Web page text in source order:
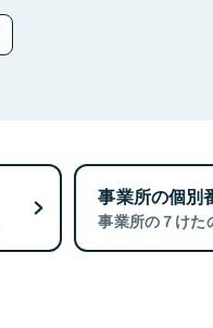
事業所の個別
事業所の７けた